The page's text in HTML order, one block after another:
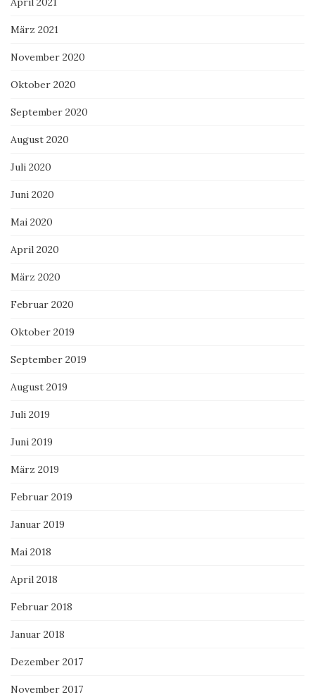
März 2021
November 2020
Oktober 2020
September 2020
August 2020
Juli 2020
Juni 2020
Mai 2020
April 2020
März 2020
Februar 2020
Oktober 2019
September 2019
August 2019
Juli 2019
Juni 2019
März 2019
Februar 2019
Januar 2019
Mai 2018
April 2018
Februar 2018
Januar 2018
Dezember 2017
November 2017